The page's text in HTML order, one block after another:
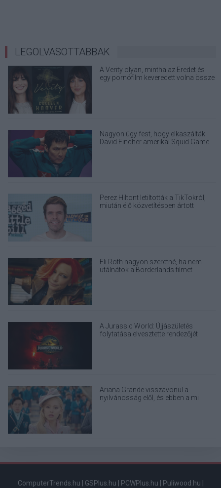
LEGOLVASOTTABBAK
A Verity olyan, mintha az Eredet és
egy pornófilm keveredett volna össze
Nagyon úgy fest, hogy elkaszálták
David Fincher amerikai Squid Game-
Perez Hiltont letiltották a TikTokról,
miután élő közvetítésben ártott
Eli Roth nagyon szeretné, ha nem
utálnátok a Borderlands filmet
A Jurassic World: Újjászületés
folytatása elvesztette rendezőjét
Ariana Grande visszavonul a
nyilvánosság elől, és ebben a mi
ComputerTrends.hu GSPlus.hu PCWPlus.hu Puliwood.hu